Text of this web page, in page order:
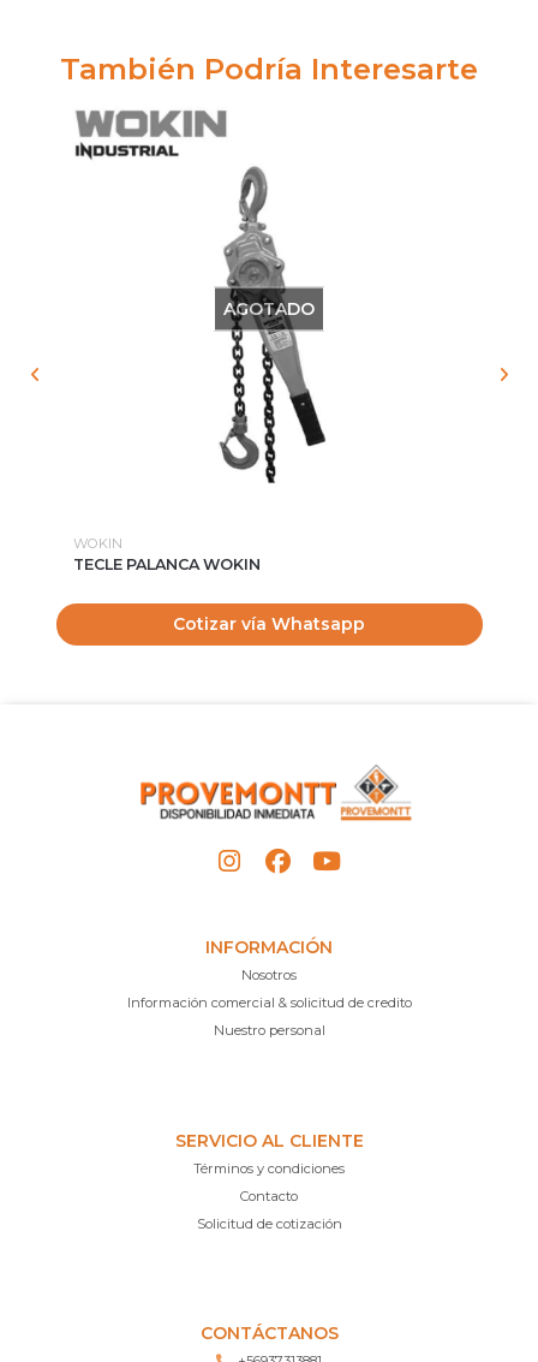
También Podría Interesarte
AGOTADO
WOKIN
TECLE PALANCA WOKIN
Cotizar vía Whatsapp
INFORMACIÓN
Nosotros
Información comercial & solicitud de credito
Nuestro personal
SERVICIO AL CLIENTE
Términos y condiciones
Contacto
Solicitud de cotización
CONTÁCTANOS